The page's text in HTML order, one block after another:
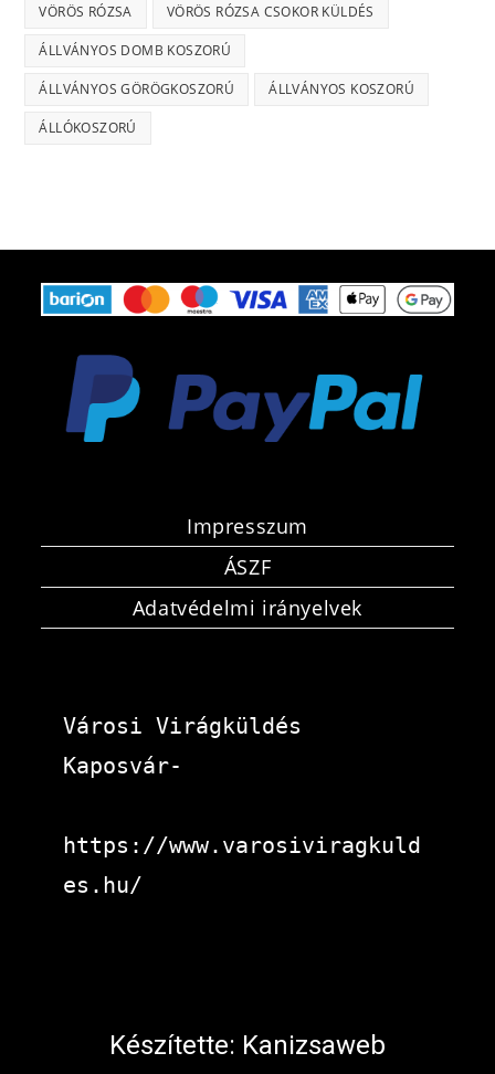
VÖRÖS RÓZSA VÖRÖS RÓZSA CSOKOR KÜLDÉS
ÁLLVÁNYOS DOMB KOSZORÚ
ÁLLVÁNYOS GÖRÖGKOSZORÚ ÁLLVÁNYOS KOSZORÚ
ÁLLÓKOSZORÚ
Impresszum
ÁSZF
Adatvédelmi irányelvek
Városi Virágküldés
Kaposvár-
https://www.varosiviragkuld
es.hu/
Készítette: Kanizsaweb